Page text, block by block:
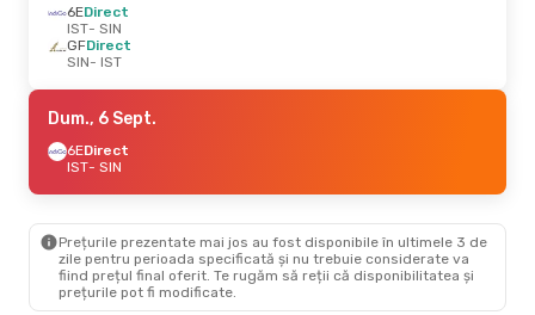
6EDirect
IST- SIN
GFDirect
SIN- IST
Dum., 6 Sept.
6EDirect
IST- SIN
Prețurile prezentate mai jos au fost disponibile în ultimele 3 de
zile pentru perioada specificată și nu trebuie considerate va
fiind prețul final oferit. Te rugăm să reții că disponibilitatea și
prețurile pot fi modificate.